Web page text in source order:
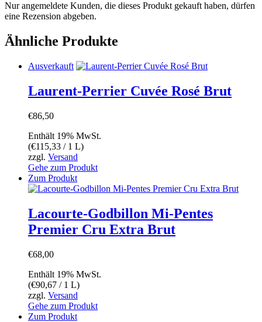
Nur angemeldete Kunden, die dieses Produkt gekauft haben, dürfen
eine Rezension abgeben.
Ähnliche Produkte
Ausverkauft
Laurent-Perrier Cuvée Rosé Brut
€86,50
Enthält 19% MwSt.
(€115,33 / 1 L)
zzgl. Versand
Gehe zum Produkt
Zum Produkt
Lacourte-Godbillon Mi-Pentes
Premier Cru Extra Brut
€68,00
Enthält 19% MwSt.
(€90,67 / 1 L)
zzgl. Versand
Gehe zum Produkt
Zum Produkt